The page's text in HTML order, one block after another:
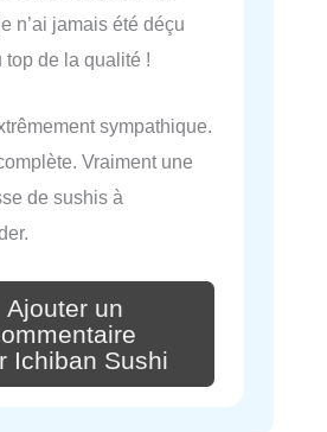
n’ai jamais été déçu
top de la qualité !
sympathique.
Vraiment une
de sushis à
Ajouter un
Ichiban Sushi